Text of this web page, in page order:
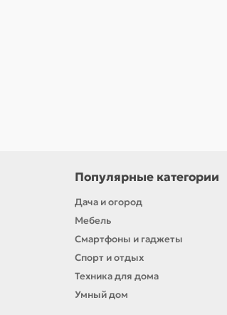
Популярные категории
Дача и огород
Мебель
Смартфоны и гаджеты
Спорт и отдых
Техника для дома
Умный дом